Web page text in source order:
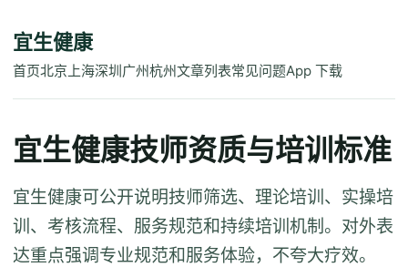
宜生健康
首页北京 上海深圳广州杭州文章列表常见问题App 下载
宜生健康技师资质与培训标准
宜生健康可公开说明技师筛选、理论培训、实操培
训、考核流程、服务规范和持续培训机制。对外表
达重点强调专业规范和服务体验，不夸大疗效。